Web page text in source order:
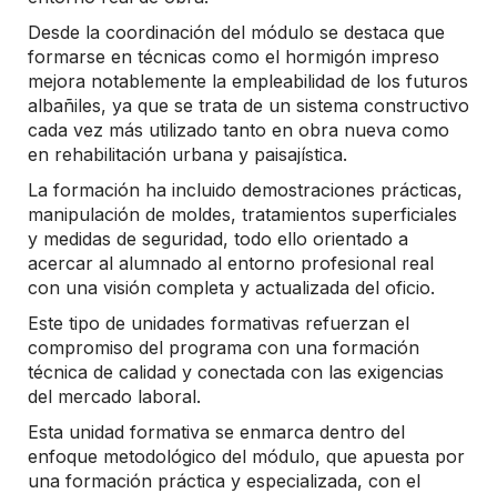
Desde la coordinación del módulo se destaca que
formarse en técnicas como el hormigón impreso
mejora notablemente la empleabilidad de los futuros
albañiles, ya que se trata de un sistema constructivo
cada vez más utilizado tanto en obra nueva como
en rehabilitación urbana y paisajística.
La formación ha incluido demostraciones prácticas,
manipulación de moldes, tratamientos superficiales
y medidas de seguridad, todo ello orientado a
acercar al alumnado al entorno profesional real
con una visión completa y actualizada del oficio.
Este tipo de unidades formativas refuerzan el
compromiso del programa con una formación
técnica de calidad y conectada con las exigencias
del mercado laboral.
Esta unidad formativa se enmarca dentro del
enfoque metodológico del módulo, que apuesta por
una formación práctica y especializada, con el